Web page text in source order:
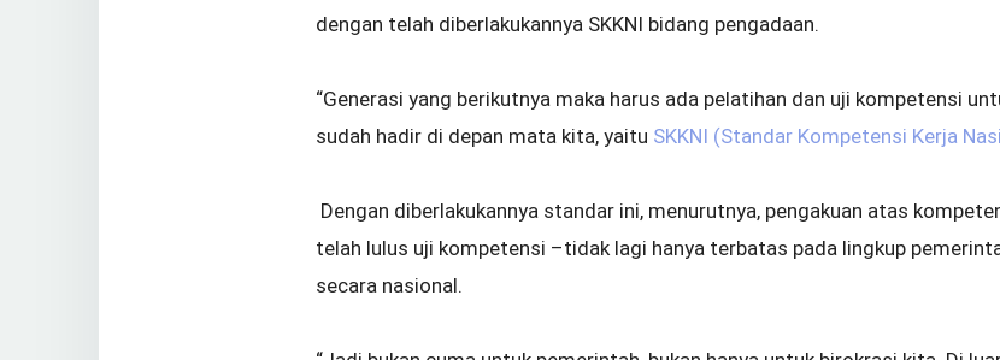
dengan telah diberlakukannya SKKNI bidang pengadaan.
“Generasi yang berikutnya maka harus ada pelatihan dan uji kompetensi
sudah hadir di depan mata kita, yaitu SKKNI (Standar Kompetensi Kerja
Dengan diberlakukannya standar ini, menurutnya, pengakuan atas
telah lulus uji kompetensi –tidak lagi hanya terbatas pada lingkup
secara nasional.